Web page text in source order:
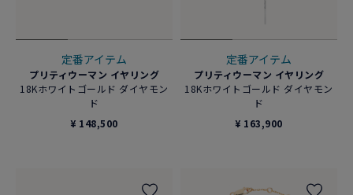
定番アイテム
プリティウーマン イヤリング
18Kホワイトゴールド ダイヤモン
ド
¥ 148,500
定番アイテム
プリティウーマン イヤリング
18Kホワイトゴールド ダイヤモン
ド
¥ 163,900